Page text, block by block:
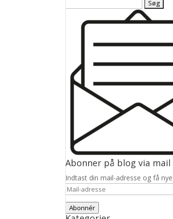
Abonner på blog via mail
Indtast din mail-adresse og få
Mail-
adresse
Abonnér